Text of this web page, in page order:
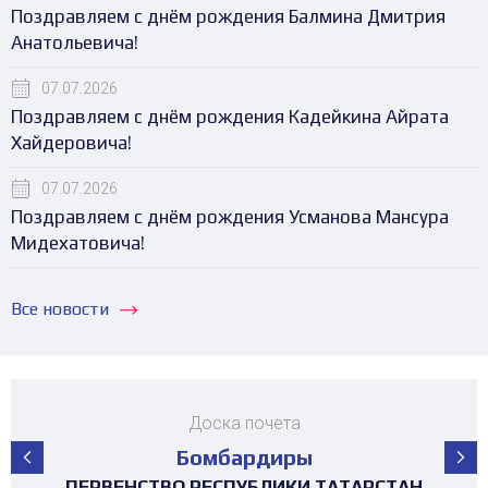
Поздравляем с днём рождения Балмина Дмитрия
Анатольевича!
07.07.2026
Поздравляем с днём рождения Кадейкина Айрата
Хайдеровича!
07.07.2026
Поздравляем с днём рождения Усманова Мансура
Мидехатовича!
Все новости
Доска почета
Бомбардиры